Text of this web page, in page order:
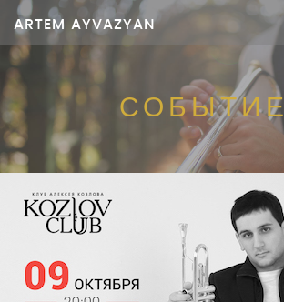
ARTEM AYVAZYAN
СОБЫТИЕ